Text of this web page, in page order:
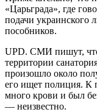
«Царьграда», где
подачи украинского
пособников.
UPD. СМИ пишут,
территории
произошло около
его ищет полиция. К
много крови и был
— неизвестно.